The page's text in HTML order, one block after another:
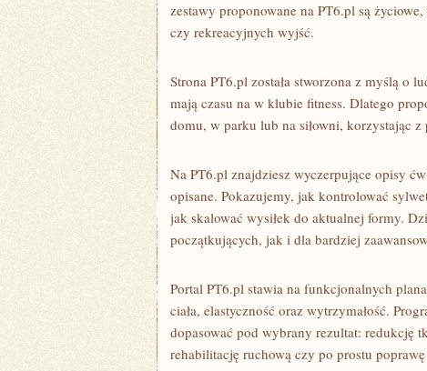
zestawy proponowane na PT6.pl są
czy rekreacyjnych wyjść.
Strona PT6.pl została stworzona z myślą o
mają czasu na w klubie fitness. Dlatego
domu, w parku lub na siłowni, korzystając
Na PT6.pl znajdziesz wyczerpujące opisy
opisane. Pokazujemy, jak kontrolować
jak skalować wysiłek do aktualnej formy.
początkujących, jak i dla bardziej
Portal PT6.pl stawia na funkcjonalnych
ciała, elastyczność oraz wytrzymałość.
dopasować pod wybrany rezultat: redukcję
rehabilitację ruchową czy po prostu